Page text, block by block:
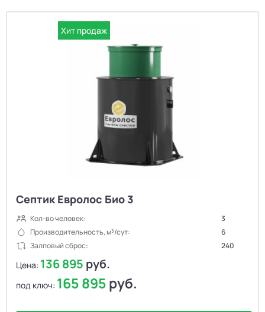
Хит продаж
Септик Евролос Био 3
Кол-во человек:
3
Производительность, м³/сут:
6
Залповый сброс:
240
Цена: 136 895 руб.
под ключ: 165 895руб.